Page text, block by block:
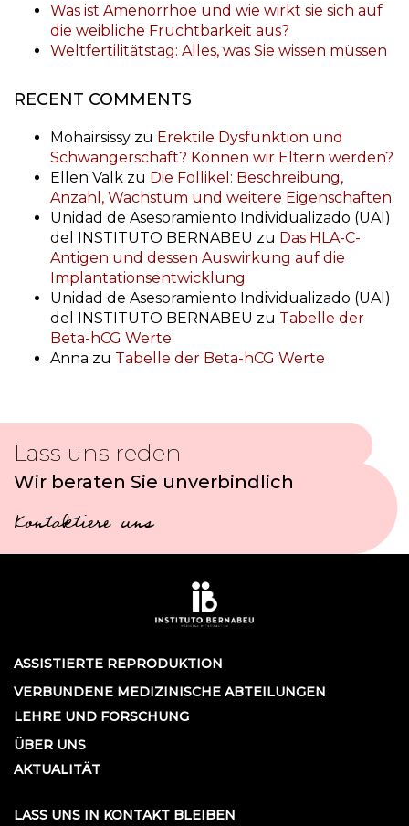
Was ist Amenorrhoe und wie wirkt sie sich auf
die weibliche Fruchtbarkeit aus?
Weltfertilitätstag: Alles, was Sie wissen müssen
RECENT COMMENTS
Mohairsissy zu Erektile Dysfunktion und
Schwangerschaft? Können wir Eltern werden?
Ellen Valk zu Die Follikel: Beschreibung,
Anzahl, Wachstum und weitere Eigenschaften
Unidad de Asesoramiento Individualizado (UAI)
del INSTITUTO BERNABEU zu Das HLA-C-
Antigen und dessen Auswirkung auf die
Implantationsentwicklung
Unidad de Asesoramiento Individualizado (UAI)
del INSTITUTO BERNABEU zu Tabelle der
Beta-hCG Werte
Anna zu Tabelle der Beta-hCG Werte
Lass uns reden
Wir beraten Sie unverbindlich
Kontaktiere uns
ASSISTIERTE REPRODUKTION
VERBUNDENE MEDIZINISCHE ABTEILUNGEN
LEHRE UND FORSCHUNG
ÜBER UNS
AKTUALITÄT
LASS UNS IN KONTAKT BLEIBEN